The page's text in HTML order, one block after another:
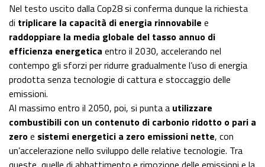
Nel testo uscito dalla Cop28 si conferma dunque la richiesta
di triplicare la capacità di energia rinnovabile e
raddoppiare la media globale del tasso annuo di
efficienza energetica entro il 2030, accelerando nel
contempo gli sforzi per ridurre gradualmente l’uso di energia
prodotta senza tecnologie di cattura e stoccaggio delle
emissioni.
Al massimo entro il 2050, poi, si punta a utilizzare
combustibili con un contenuto di carbonio ridotto o pari a
zeroe sistemi energetici a zero emissioni nette, con
un’accelerazione nello sviluppo delle relative tecnologie. Tra